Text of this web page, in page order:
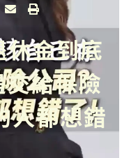
金到底
給保險
人都想錯